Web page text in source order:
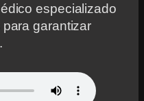
especializado
garantizar